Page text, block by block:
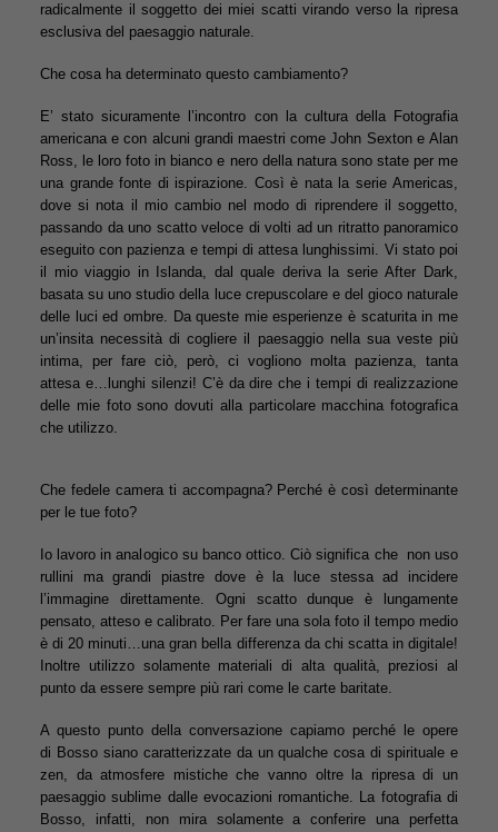
radicalmente il soggetto dei miei scatti virando verso la ripresa
esclusiva del paesaggio naturale.
Che cosa ha determinato questo cambiamento?
E’ stato sicuramente l’incontro con la cultura della Fotografia
americana e con alcuni grandi maestri come John Sexton e Alan
Ross, le loro foto in bianco e nero della natura sono state per me
una grande fonte di ispirazione. Così è nata la serie Americas,
dove si nota il mio cambio nel modo di riprendere il soggetto,
passando da uno scatto veloce di volti ad un ritratto panoramico
eseguito con pazienza e tempi di attesa lunghissimi. Vi stato poi
il mio viaggio in Islanda, dal quale deriva la serie After Dark,
basata su uno studio della luce crepuscolare e del gioco naturale
delle luci ed ombre. Da queste mie esperienze è scaturita in me
un’insita necessità di cogliere il paesaggio nella sua veste più
intima, per fare ciò, però, ci vogliono molta pazienza, tanta
attesa e…lunghi silenzi! C’è da dire che i tempi di realizzazione
delle mie foto sono dovuti alla particolare macchina fotografica
che utilizzo.
Che fedele camera ti accompagna? Perché è così determinante
per le tue foto?
Io lavoro in analogico su banco ottico. Ciò significa che non uso
rullini ma grandi piastre dove è la luce stessa ad incidere
l’immagine direttamente. Ogni scatto dunque è lungamente
pensato, atteso e calibrato. Per fare una sola foto il tempo medio
è di 20 minuti…una gran bella differenza da chi scatta in digitale!
Inoltre utilizzo solamente materiali di alta qualità, preziosi al
punto da essere sempre più rari come le carte baritate.
A questo punto della conversazione capiamo perché le opere
di Bosso siano caratterizzate da un qualche cosa di spirituale e
zen, da atmosfere mistiche che vanno oltre la ripresa di un
paesaggio sublime dalle evocazioni romantiche. La fotografia di
Bosso, infatti, non mira solamente a conferire una perfetta